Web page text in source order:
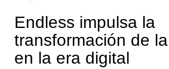
Endless impulsa la
transformación de
en la era digital